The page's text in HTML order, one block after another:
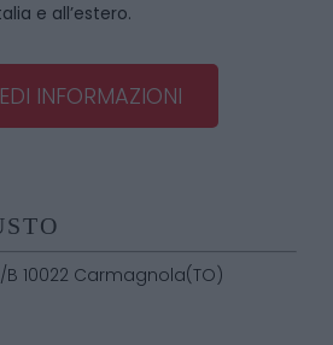
e all’estero.
INFORMAZIONI
10022 Carmagnola(TO)